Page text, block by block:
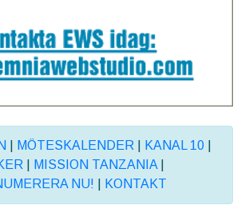
MÖTESKALENDER KANAL 10|
MISSION TANZANIA|
NU!
KONTAKT